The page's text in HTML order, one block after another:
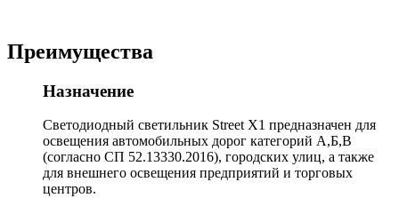
Преимущества
Назначение
Светодиодный светильник Street X1 предназначен для
освещения автомобильных дорог категорий А,Б,В
(согласно СП 52.13330.2016), городских улиц, а также
для внешнего освещения предприятий и торговых
центров.